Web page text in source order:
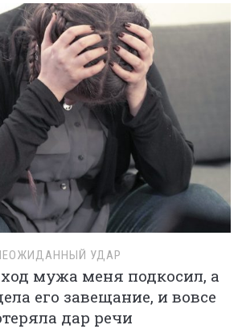
УДАР
мужа меня подкосил, а
его завещание, и вовсе
дар речи